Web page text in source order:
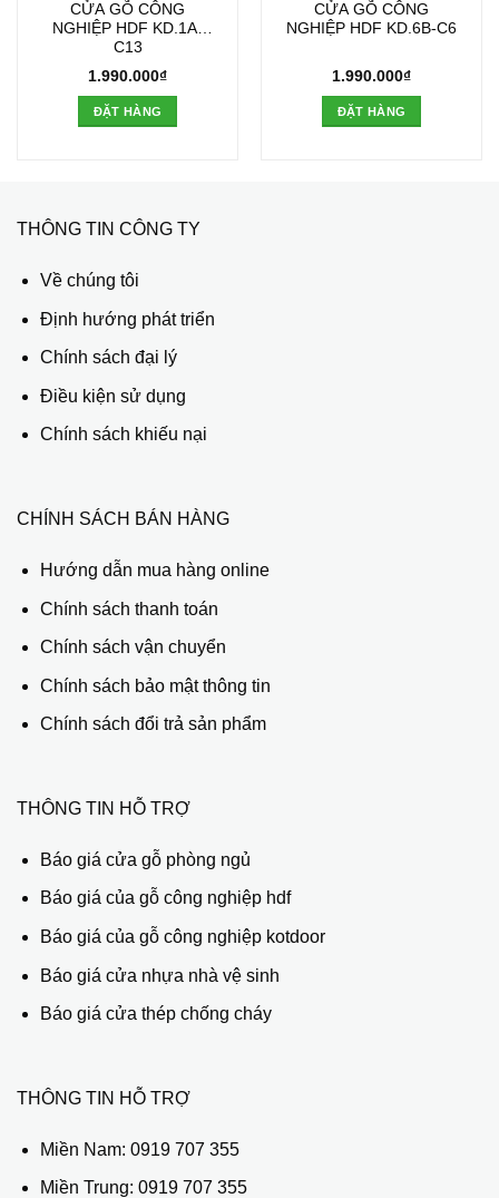
CỬA GỖ CÔNG
NGHIỆP HDF KD.1A-
C13
1.990.000₫
ĐẶT HÀNG
CỬA GỖ CÔNG
NGHIỆP HDF KD.6B-C6
1.990.000₫
ĐẶT HÀNG
THÔNG TIN CÔNG TY
Về chúng tôi
Định hướng phát triển
Chính sách đại lý
Điều kiện sử dụng
Chính sách khiếu nại
CHÍNH SÁCH BÁN HÀNG
Hướng dẫn mua hàng online
Chính sách thanh toán
Chính sách vận chuyển
Chính sách bảo mật thông tin
Chính sách đổi trả sản phẩm
THÔNG TIN HỖ TRỢ
Báo giá cửa gỗ phòng ngủ
Báo giá của gỗ công nghiệp hdf
Báo giá của gỗ công nghiệp kotdoor
Báo giá cửa nhựa nhà vệ sinh
Báo giá cửa thép chống cháy
THÔNG TIN HỖ TRỢ
Miền Nam: 0919 707 355
Miền Trung: 0919 707 355